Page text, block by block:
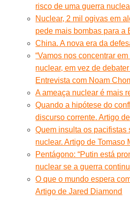
risco de uma guerra
Nuclear, 2 mil ogivas em
pede mais bombas para a
China. A nova era da
“Vamos nos concentrar
nuclear, em vez de debater
Entrevista com Noam
A ameaça nuclear é mais
Quando a hipótese do
discurso corrente. Artigo
Quem insulta os pacifistas
nuclear. Artigo de Tomaso
Pentágono: “Putin está
nuclear se a guerra
O que o mundo espera
Artigo de Jared Diamond